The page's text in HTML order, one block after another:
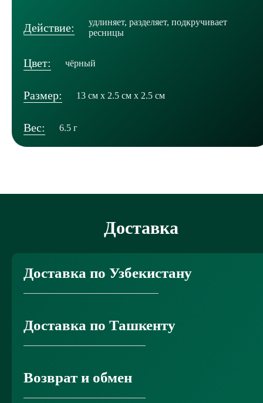
Действие:
удлиняет, разделяет, подкручивает
ресницы
Цвет: чёрный
Размер: 13 см х 2.5 см х 2.5 см
Вес: 6.5 г
Доставка
Доставка по Узбекистану
Доставка по Ташкенту
Возврат и обмен